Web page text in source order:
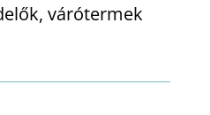
várótermek